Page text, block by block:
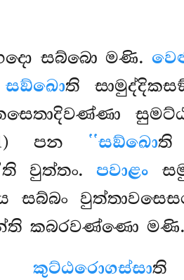
සබ්බො මණි.
සඞ්ඛොති
පන ‘‘සඞ්ඛොති
වුත්තං.පවාළං
සබ්බං
කබරවණ්ණො මණි.
කුට්ඨරොගස්සාති